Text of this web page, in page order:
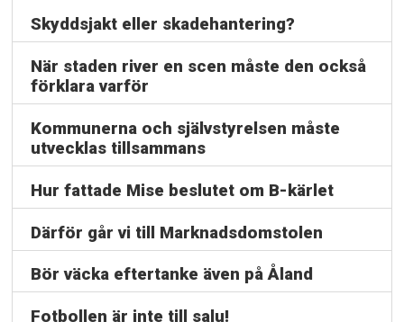
Skyddsjakt eller skadehantering?
När staden river en scen måste den också
förklara varför
Kommunerna och självstyrelsen måste
utvecklas tillsammans
Hur fattade Mise beslutet om B-kärlet
Därför går vi till Marknadsdomstolen
Bör väcka eftertanke även på Åland
Fotbollen är inte till salu!